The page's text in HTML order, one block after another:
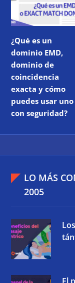
¿Qué es un
dominio EMD,
dominio de
coincidencia
exacta y cómo
puedes usar uno
con seguridad?
LO MÁS
2005
El